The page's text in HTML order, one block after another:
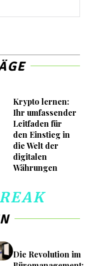
Krypto lernen:
Ihr umfassender
Leitfaden für
den Einstieg in
die Welt der
digitalen
Währungen
Die Revolution im